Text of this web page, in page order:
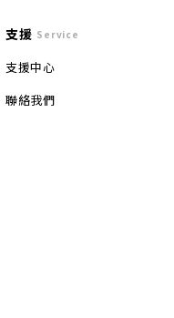
支援 Service
支援中心
聯絡我們